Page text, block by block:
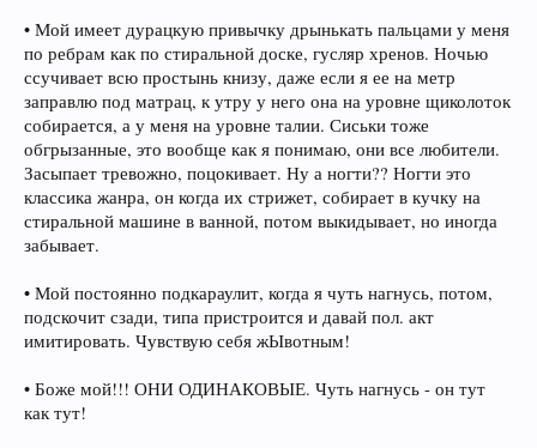
• Мой имеет дурацкую привычку дрынькать пальцами у меня
по ребрам как по стиральной доске, гусляр хренов. Ночью
ссучивает всю простынь книзу, даже если я ее на метр
заправлю под матрац, к утру у него она на уровне щиколоток
собирается, а у меня на уровне талии. Сиськи тоже
обгрызанные, это вообще как я понимаю, они все любители.
Засыпает тревожно, поцокивает. Ну а ногти?? Ногти это
классика жанра, он когда их стрижет, собирает в кучку на
стиральной машине в ванной, потом выкидывает, но иногда
забывает.
• Мой постоянно подкараулит, когда я чуть нагнусь, потом,
подскочит сзади, типа пристроится и давай пол. акт
имитировать. Чувствую себя жЫвотным!
• Боже мой!!! ОНИ ОДИНАКОВЫЕ. Чуть нагнусь - он тут
как тут!